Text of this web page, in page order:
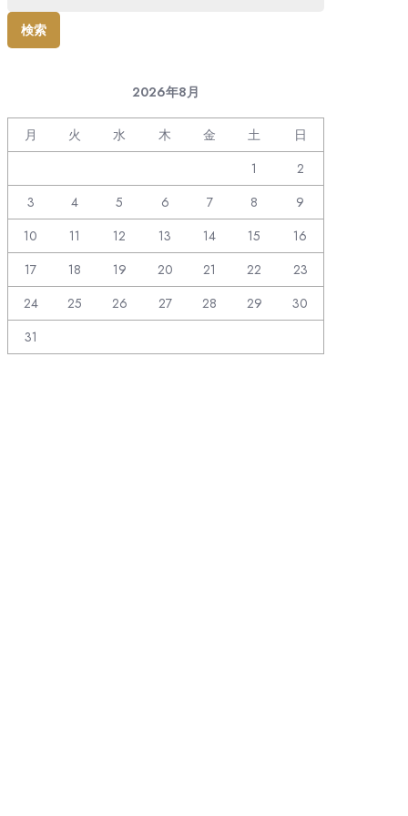
索:
2026年8月
月 火 水 木 金 土
日
1
2
3
4 5 6 7 8
9
10
11 12 13 14 15
16
17
18 19 20 21 22
23
24
25 26 27 28 29
30
31